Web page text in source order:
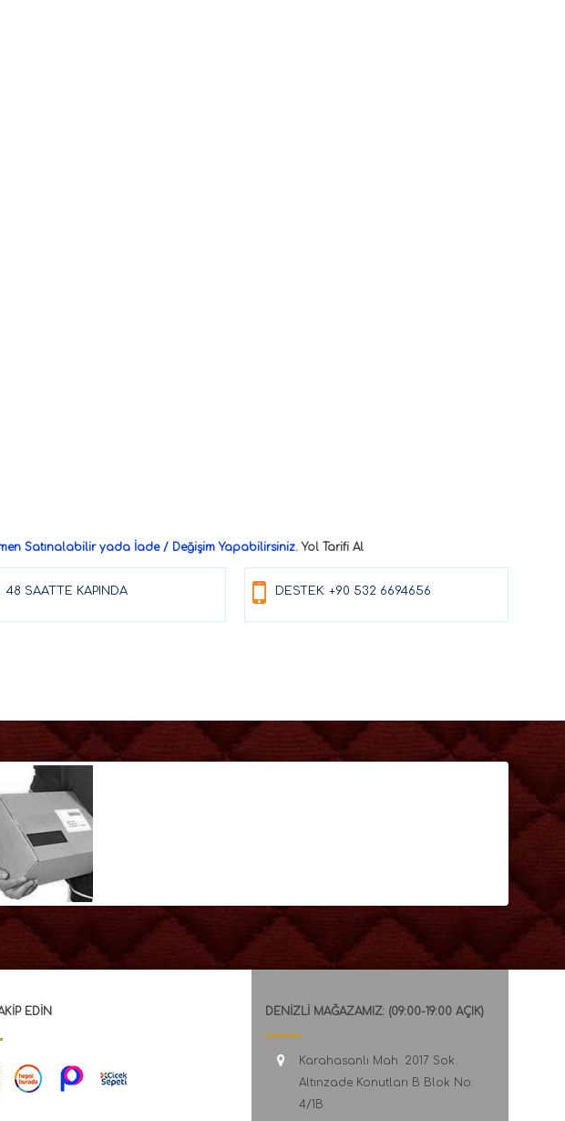
Satınalabilir yada İade / Değişim Yapabilirsiniz. Yol Tarifi Al
48 SAATTE KAPINDA DESTEK: +90 532 6694656
EDIN DENİZLİ MAĞAZAMIZ: (09:00-19:00 AÇIK)
Karahasanlı Mah. 2017 Sok.
Altınzade Konutları B Blok No:
4/1B